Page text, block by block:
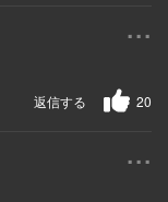
...
20
返信する
...